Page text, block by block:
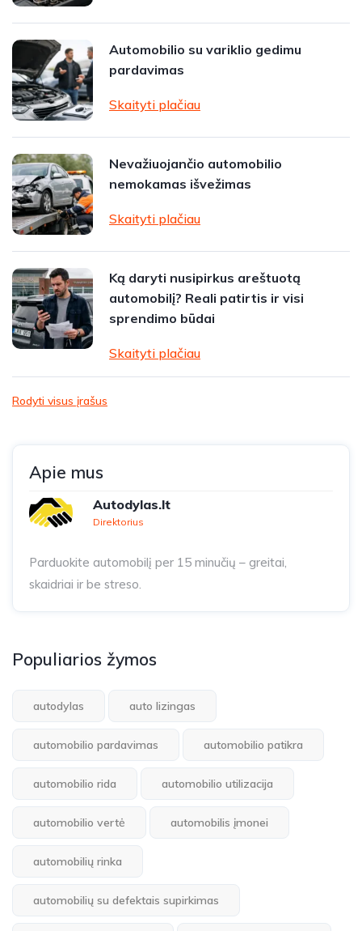
Automobilio su variklio gedimu
pardavimas
Skaityti plačiau
Nevažiuojančio automobilio
nemokamas išvežimas
Skaityti plačiau
Ką daryti nusipirkus areštuotą
automobilį? Reali patirtis ir visi
sprendimo būdai
Skaityti plačiau
Rodyti visus įrašus
Apie mus
Autodylas.lt
Direktorius
Parduokite automobilį per 15 minučių – greitai,
skaidriai ir be streso.
Populiarios žymos
autodylas auto lizingas
automobilio pardavimas automobilio patikra
automobilio rida automobilio utilizacija
automobilio vertė automobilis įmonei
automobilių rinka
automobilių su defektais supirkimas